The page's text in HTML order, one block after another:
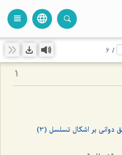
language
view_headline
/
6
1
دوانی بر اشکال تسلسل (3)